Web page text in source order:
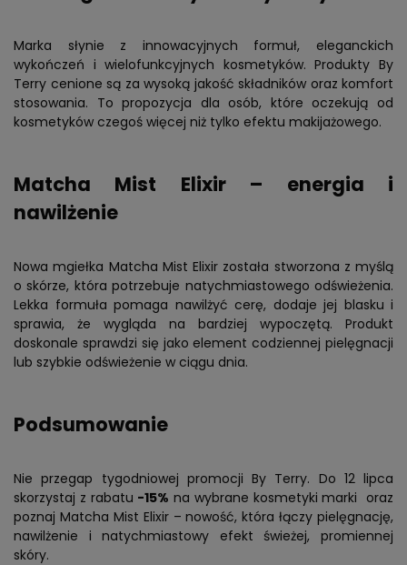
Marka słynie z innowacyjnych formuł, eleganckich
wykończeń i wielofunkcyjnych kosmetyków. Produkty By
Terry cenione są za wysoką jakość składników oraz komfort
stosowania. To propozycja dla osób, które oczekują od
kosmetyków czegoś więcej niż tylko efektu makijażowego.
Matcha Mist Elixir – energia i
nawilżenie
Nowa mgiełka Matcha Mist Elixir została stworzona z myślą
o skórze, która potrzebuje natychmiastowego odświeżenia.
Lekka formuła pomaga nawilżyć cerę, dodaje jej blasku i
sprawia, że wygląda na bardziej wypoczętą. Produkt
doskonale sprawdzi się jako element codziennej pielęgnacji
lub szybkie odświeżenie w ciągu dnia.
Podsumowanie
Nie przegap tygodniowej promocji By Terry. Do 12 lipca
skorzystaj z rabatu -15% na wybrane kosmetyki marki oraz
poznaj Matcha Mist Elixir – nowość, która łączy pielęgnację,
nawilżenie i natychmiastowy efekt świeżej, promiennej
skóry.